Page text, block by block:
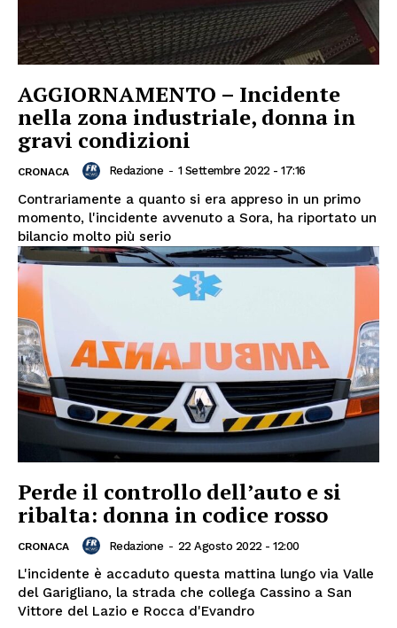
AGGIORNAMENTO – Incidente
nella zona industriale, donna in
gravi condizioni
CRONACA Redazione - 1 Settembre 2022 - 17:16
Contrariamente a quanto si era appreso in un primo
momento, l'incidente avvenuto a Sora, ha riportato un
bilancio molto più serio
Perde il controllo dell’auto e si
ribalta: donna in codice rosso
CRONACA Redazione - 22 Agosto 2022 - 12:00
L'incidente è accaduto questa mattina lungo via Valle
del Garigliano, la strada che collega Cassino a San
Vittore del Lazio e Rocca d'Evandro